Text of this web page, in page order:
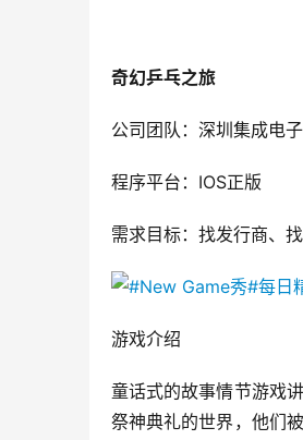
奇幻乒乓之旅
公司团队：深圳集成电
程序平台：IOS正版
需求目标：找发行商、
游戏介绍
童话式的故事情节游戏
祭神典礼的世界，他们